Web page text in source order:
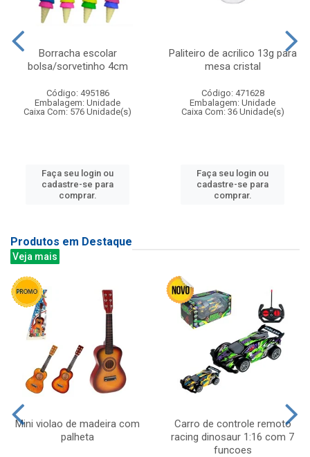
Borracha escolar
bolsa/sorvetinho 4cm
Código: 495186
Embalagem: Unidade
Caixa Com: 576 Unidade(s)
Faça seu login ou
cadastre-se para
comprar.
Paliteiro de acrilico 13g para
mesa cristal
Código: 471628
Embalagem: Unidade
Caixa Com: 36 Unidade(s)
Faça seu login ou
cadastre-se para
comprar.
Produtos em Destaque
Veja mais
Mini violao de madeira com
palheta
Carro de controle remoto
racing dinosaur 1:16 com 7
funcoes